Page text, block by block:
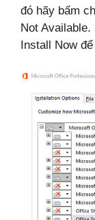
đó hãy bấm
Not
Install Now